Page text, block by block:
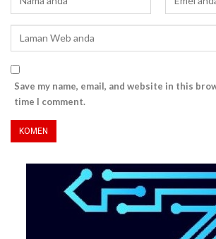
Save my name, email, and website in this
time I comment.